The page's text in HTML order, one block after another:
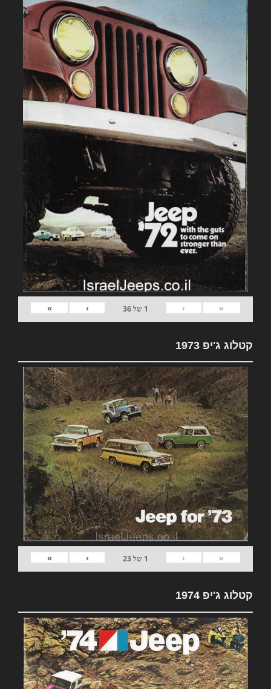
«
‹
1 של36
›
»
קטלוג ג'יפ 1973
«
‹
1 של23
›
»
קטלוג ג'יפ 1974